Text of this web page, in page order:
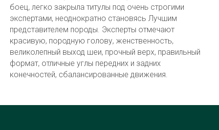
боец, легко закрыла титулы под очень строгими
экспертами, неоднократно становясь Лучшим
представителем породы. Эксперты отмечают
красивую, породную голову, женственность,
великолепный выход шеи, прочный верх, правильный
формат, отличные углы передних и задних
конечностей, сбалансированные движения.